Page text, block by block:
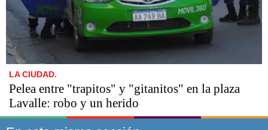
LA CIUDAD.
Pelea entre "trapitos" y "gitanitos" en la plaza
Lavalle: robo y un herido